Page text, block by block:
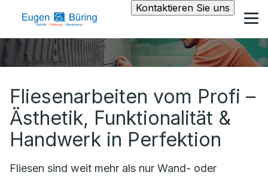
Kontaktieren Sie uns
Fliesenarbeiten vom Profi –
Ästhetik, Funktionalität &
Handwerk in Perfektion
Fliesen sind weit mehr als nur Wand- oder